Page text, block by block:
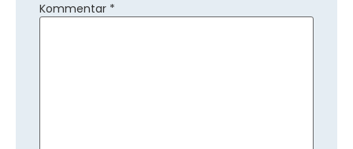
Kommentar *